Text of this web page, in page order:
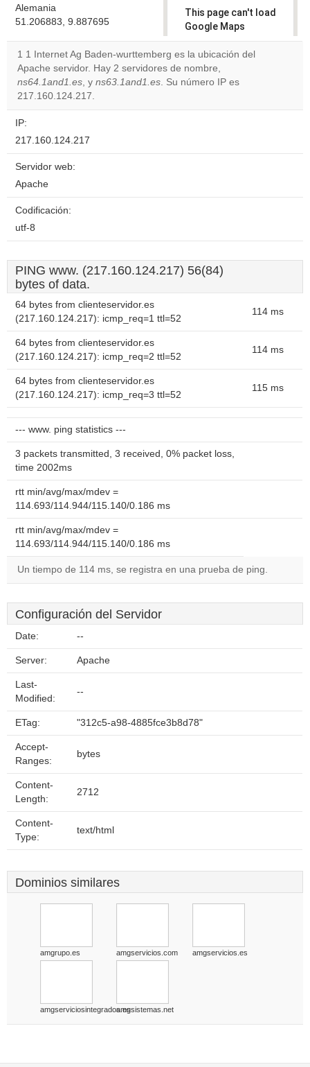
Alemania
51.206883, 9.887695
This page can't load
Google Maps
correctly.
Do you
own this
1 1 Internet Ag Baden-wurttemberg es la ubicación del
Apache servidor. Hay 2 servidores de nombre,
ns64.1and1.es, y ns63.1and1.es. Su número IP es
217.160.124.217.
IP:
217.160.124.217
Servidor web:
Apache
Codificación:
utf-8
PING www. (217.160.124.217) 56(84)
bytes of data.
64 bytes from clienteservidor.es
(217.160.124.217): icmp_req=1 ttl=52
114 ms
64 bytes from clienteservidor.es
(217.160.124.217): icmp_req=2 ttl=52
114 ms
64 bytes from clienteservidor.es
(217.160.124.217): icmp_req=3 ttl=52
115 ms
--- www. ping statistics ---
3 packets transmitted, 3 received, 0% packet loss,
time 2002ms
rtt min/avg/max/mdev =
114.693/114.944/115.140/0.186 ms
rtt min/avg/max/mdev =
114.693/114.944/115.140/0.186 ms
Un tiempo de 114 ms, se registra en una prueba de ping.
Configuración del Servidor
Date: --
Server: Apache
Last-
Modified:
--
ETag: "312c5-a98-4885fce3b8d78"
Accept-
Ranges:
bytes
Content-
Length:
2712
Content-
Type:
text/html
Dominios similares
amgrupo.es amgservicios.com amgservicios.es
amgserviciosintegrados.esamgsistemas.net